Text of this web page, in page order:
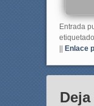
Entrada
etiquetado
|| Enlace